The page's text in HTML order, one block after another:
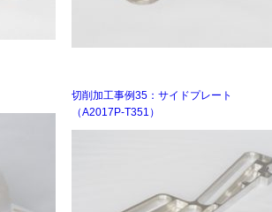
切削加工事例35：サイドプレート
（A2017P-T351）